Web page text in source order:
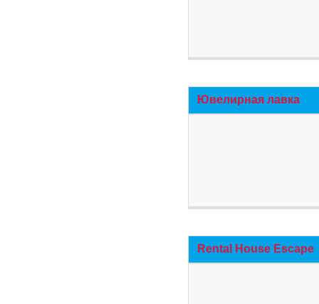
Ювелирная лавка
Rental House Escape